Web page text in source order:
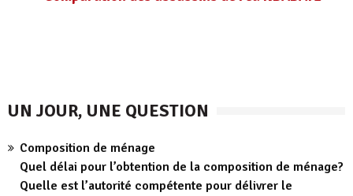
UN JOUR, UNE QUESTION
Composition de ménage
Quel délai pour l’obtention de la composition de ménage?
Quelle est l’autorité compétente pour délivrer le